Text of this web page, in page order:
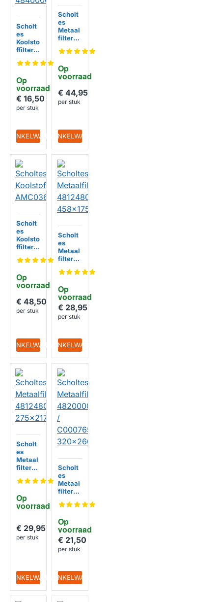
Op
voorraad
Scholt
es
Koolsto
ffilter
2 /
00085
72
€ 16,50
per stuk
IN WINKELWAGEN
Op
voorraad
Scholt
es
Metaal
filter
0409
53mm
€ 44,95
per stuk
IN WINKELWAGEN
Op
voorraad
Scholt
es
Koolsto
ffilter
6
€ 48,50
per stuk
IN WINKELWAGEN
Op
voorraad
Scholt
es
Metaal
filter
058314
5x8mm
€ 28,95
per stuk
IN WINKELWAGEN
Op
voorraad
Scholt
es
Metaal
filter
058332
7x8mm
€ 29,95
per stuk
IN WINKELWAGEN
Op
voorraad
Scholt
es
Metaal
filter
00273
C0007
6591
320x2
60x9m
m
€ 21,50
per stuk
IN WINKELWAGEN